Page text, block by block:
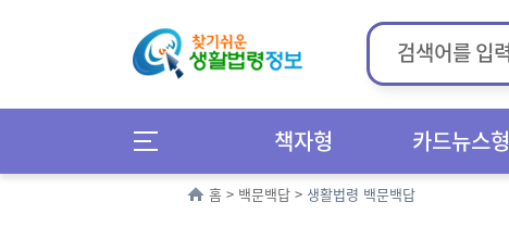
책자형 카드뉴스형
홈 > 백문백답 > 생활법령 백문백답